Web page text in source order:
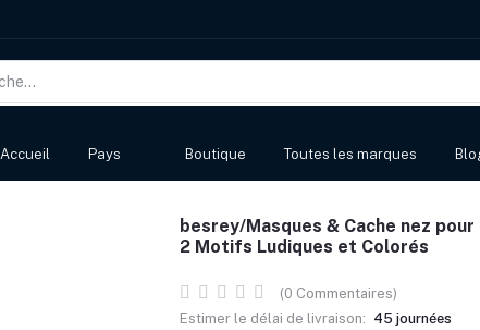
Accueil Pays Boutique Toutes les marques
besrey/Masques & Cache nez
2 Motifs Ludiques et Colorés
(0 Commentaires)
Estimer le délai de livraison: 45 journées